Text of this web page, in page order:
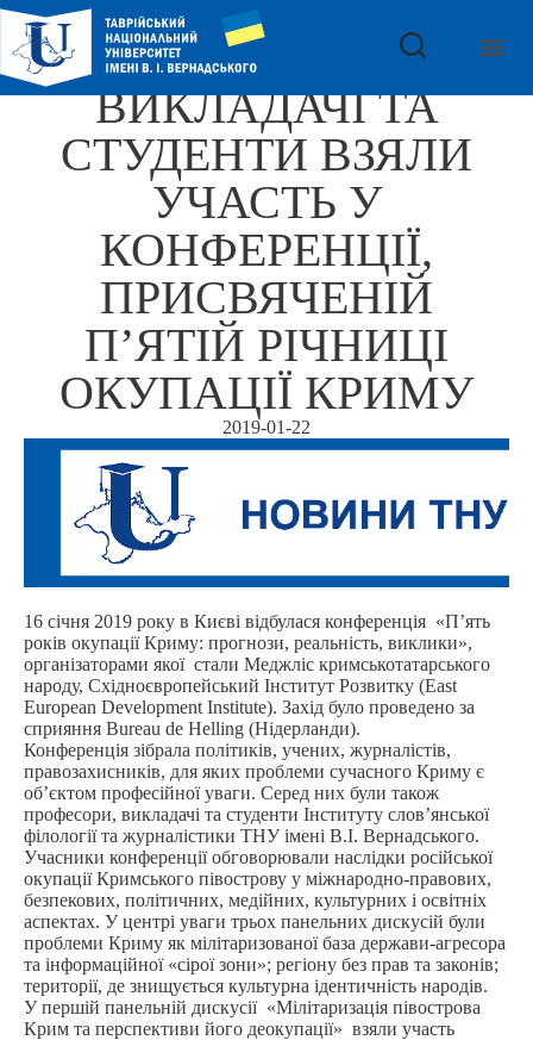
ВИКЛАДАЧІ ТА
СТУДЕНТИ ВЗЯЛИ
УЧАСТЬ У
КОНФЕРЕНЦІЇ,
ПРИСВЯЧЕНІЙ
П’ЯТІЙ РІЧНИЦІ
ОКУПАЦІЇ КРИМУ
2019-01-22
16 січня 2019 року в Києві відбулася конференція «П’ять
років окупації Криму: прогнози, реальність, виклики»,
організаторами якої стали Меджліс кримськотатарського
народу, Східноєвропейський Інститут Розвитку (East
European Development Institute). Захід було проведено за
сприяння Bureau de Helling (Нідерланди).
Конференція зібрала політиків, учених, журналістів,
правозахисників, для яких проблеми сучасного Криму є
об’єктом професійної уваги. Серед них були також
професори, викладачі та студенти Інституту слов’янської
філології та журналістики ТНУ імені В.І. Вернадського.
Учасники конференції обговорювали наслідки російської
окупації Кримського півострову у міжнародно-правових,
безпекових, політичних, медійних, культурних і освітніх
аспектах. У центрі уваги трьох панельних дискусій були
проблеми Криму як мілітаризованої база держави-агресора
та інформаційної «сірої зони»; регіону без прав та законів;
території, де знищується культурна ідентичність народів.
У першій панельній дискусії «Мілітаризація півострова
Крим та перспективи його деокупації» взяли участь